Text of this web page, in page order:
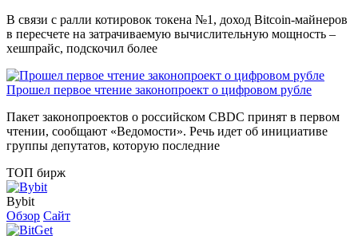
В связи с ралли котировок токена №1, доход Bitcoin-майнеров
в пересчете на затрачиваемую вычислительную мощность –
хешпрайс, подскочил более
Прошел первое чтение законопроект о цифровом рубле
Пакет законопроектов о российском CBDC принят в первом
чтении, сообщают «Ведомости». Речь идет об инициативе
группы депутатов, которую последние
ТОП бирж
Bybit
Обзор Сайт